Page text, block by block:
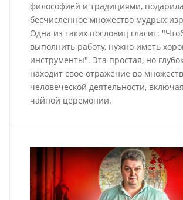
философией и традициями,
бесчисленное множество мудрых
Одна из таких пословиц гласит:
выполнить работу, нужно иметь
инструменты". Эта простая, но
находит свое отражение во
человеческой деятельности,
чайной церемонии.